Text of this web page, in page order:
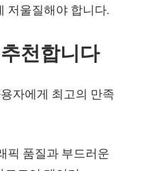
저울질해야 합니다.
천합니다
자에게 최고의 만족
픽 품질과 부드러운